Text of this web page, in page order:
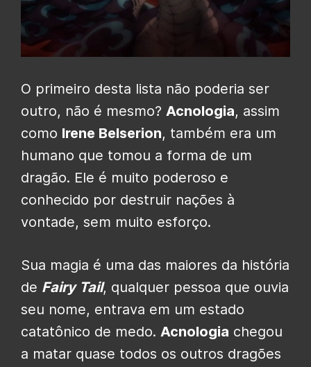
O primeiro desta lista não poderia ser
outro, não é mesmo? Acnologia, assim
como Irene Belserion, também era um
humano que tomou a forma de um
dragão. Ele é muito poderoso e
conhecido por destruir nações à
vontade, sem muito esforço.
Sua magia é uma das maiores da história
de Fairy Tail, qualquer pessoa que ouvia
seu nome, entrava em um estado
catatônico de medo. Acnologia chegou
a matar quase todos os outros dragões